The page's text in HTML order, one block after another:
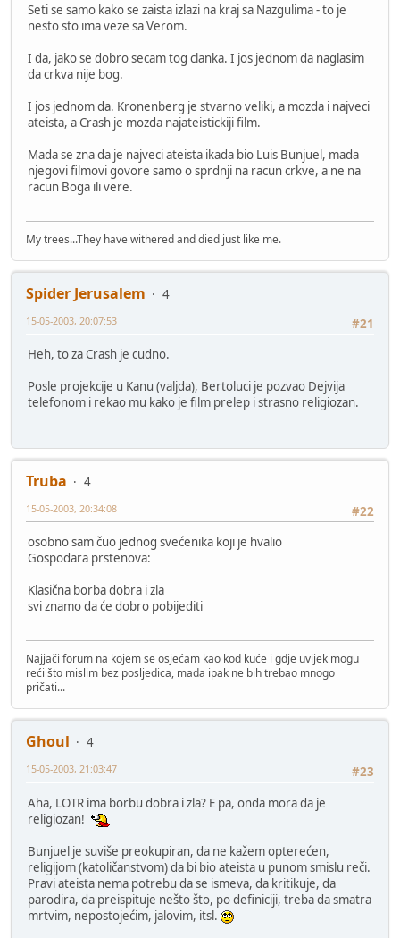
Seti se samo kako se zaista izlazi na kraj sa Nazgulima - to je
nesto sto ima veze sa Verom.
I da, jako se dobro secam tog clanka. I jos jednom da naglasim
da crkva nije bog.
I jos jednom da. Kronenberg je stvarno veliki, a mozda i najveci
ateista, a Crash je mozda najateistickiji film.
Mada se zna da je najveci ateista ikada bio Luis Bunjuel, mada
njegovi filmovi govore samo o sprdnji na racun crkve, a ne na
racun Boga ili vere.
My trees...They have withered and died just like me.
Spider Jerusalem
4
#21
15-05-2003, 20:07:53
Heh, to za Crash je cudno.
Posle projekcije u Kanu (valjda), Bertoluci je pozvao Dejvija
telefonom i rekao mu kako je film prelep i strasno religiozan.
Truba
4
#22
15-05-2003, 20:34:08
osobno sam čuo jednog svećenika koji je hvalio
Gospodara prstenova:
Klasična borba dobra i zla
svi znamo da će dobro pobijediti
Najjači forum na kojem se osjećam kao kod kuće i gdje uvijek mogu
reći što mislim bez posljedica, mada ipak ne bih trebao mnogo
pričati...
Ghoul
4
#23
15-05-2003, 21:03:47
Aha, LOTR ima borbu dobra i zla? E pa, onda mora da je
religiozan!
Bunjuel je suviše preokupiran, da ne kažem opterećen,
religijom (katoličanstvom) da bi bio ateista u punom smislu reči.
Pravi ateista nema potrebu da se ismeva, da kritikuje, da
parodira, da preispituje nešto što, po definiciji, treba da smatra
mrtvim, nepostojećim, jalovim, itsl.